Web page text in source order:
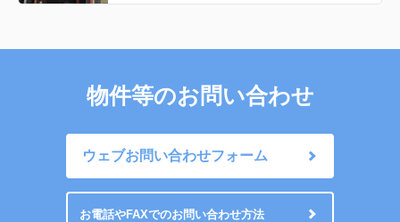
物件等のお問い合わせ
ウェブお問い合わせフォーム
お電話やFAXでのお問い合わせ方法